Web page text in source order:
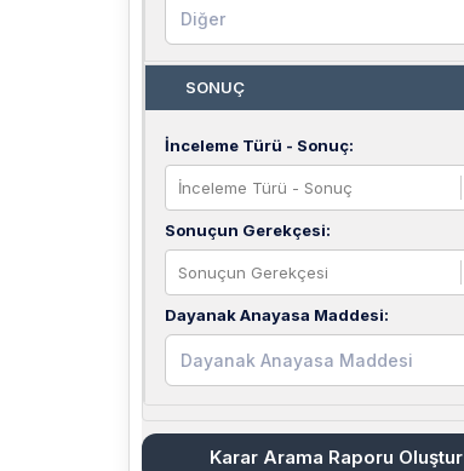
SONUÇ
İnceleme Türü - Sonuç:
İnceleme Türü - Sonuç
Sonuçun Gerekçesi:
Sonuçun Gerekçesi
Dayanak Anayasa Maddesi:
Karar Arama Raporu Oluştur